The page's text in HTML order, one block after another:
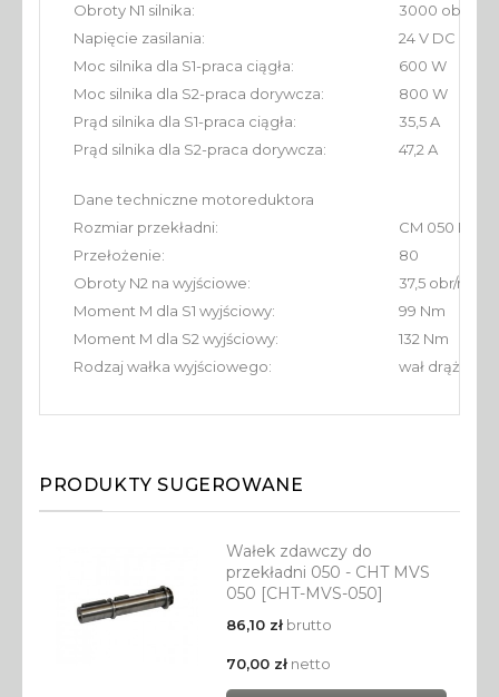
Obroty N1 silnika:
3000 obr/min
Napięcie zasilania:
24 V DC
Moc silnika dla S1-praca ciągła:
600 W
Moc silnika dla S2-praca dorywcza:
800 W
Prąd silnika dla S1-praca ciągła:
35,5 A
Prąd silnika dla S2-praca dorywcza:
47,2 A
Dane techniczne motoreduktora
Rozmiar przekładni:
CM 050 P71-
Przełożenie:
80
Obroty N2 na wyjściowe:
37,5 obr/min
Moment M dla S1 wyjściowy:
99 Nm
Moment M dla S2 wyjściowy:
132 Nm
Rodzaj wałka wyjściowego:
wał drążony
PRODUKTY SUGEROWANE
Wałek zdawczy do
przekładni 050 - CHT MVS
050 [CHT-MVS-050]
86,10 złbrutto
70,00 złnetto